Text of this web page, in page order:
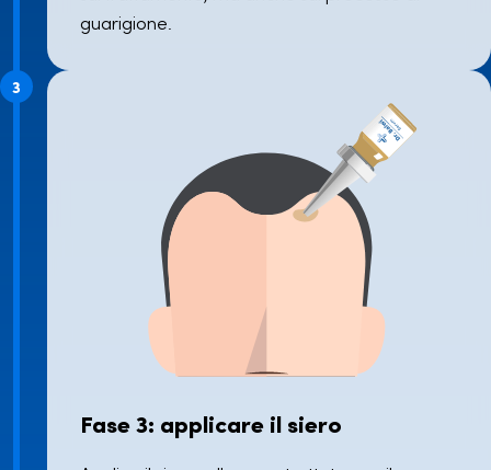
guarigione.
3
Fase 3: applicare il siero